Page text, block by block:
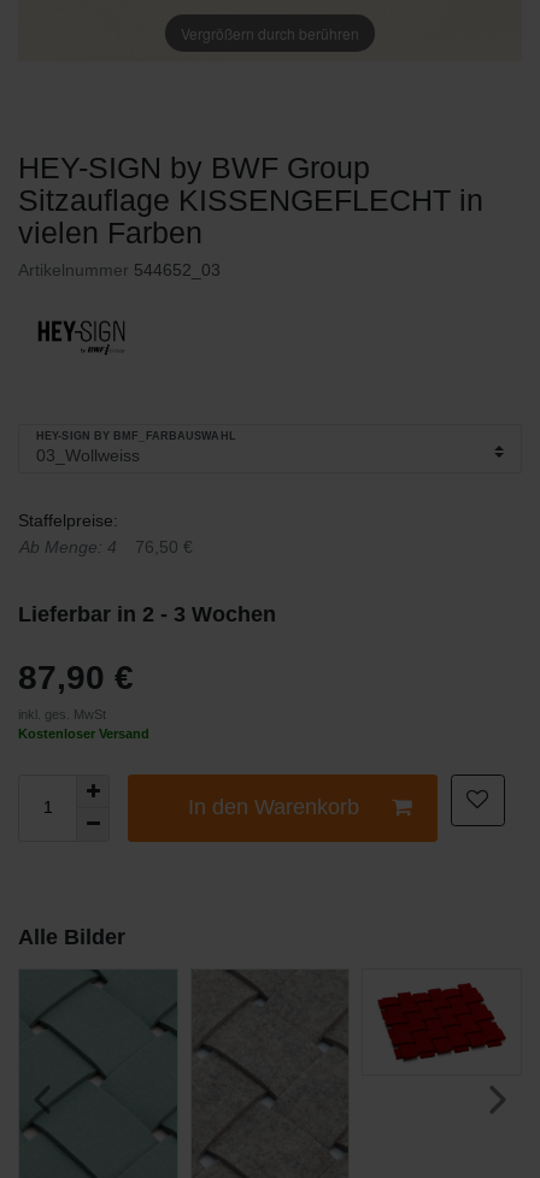
Vergrößern durch berühren
HEY-SIGN by BWF Group
Sitzauflage KISSENGEFLECHT in
vielen Farben
Artikelnummer 544652_03
HEY-SIGN BY BMF_FARBAUSWAHL
Staffelpreise:
Ab Menge: 4
76,50 €
Lieferbar in 2 - 3 Wochen
87,90 €
inkl. ges. MwSt
Kostenloser Versand
In den Warenkorb
Alle Bilder